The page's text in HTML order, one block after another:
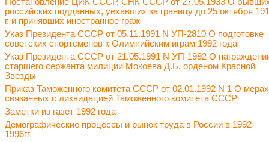
Постановление ЦИК СССР, СНК СССР от 27.05.1933 О
российских подданных, уехавших за границу до 25 октября
г. и принявших иностранное граж
Указ Президента СССР от 05.11.1991 N УП-2810 О подготовке
советских спортсменов к Олимпийским играм 1992 года
Указ Президента СССР от 21.05.1991 N УП-1992 О
старшего сержанта милиции Мокоева Д.Б. орденом Красной
Звезды
Приказ Таможенного комитета СССР от 02.01.1992 N 1 О
связанных с ликвидацией Таможенного комитета СССР
Заметки из газет 1992 года
Демографические процессы и рынок труда в России в 1992-
1996гг